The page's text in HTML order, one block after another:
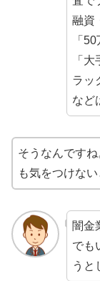
融資
「
「
ラッ
など
そうなんです
も気をつけな
闇金
でも
うと